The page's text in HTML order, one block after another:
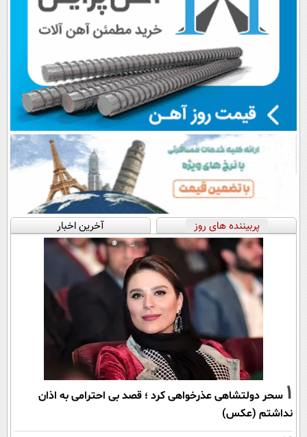
پربیننده های روز آخرین اخبار
1 سحر دولتشاهی عذرخواهی کرد ؛ قصد بی احترامی به اذان
نداشتم (عکس)